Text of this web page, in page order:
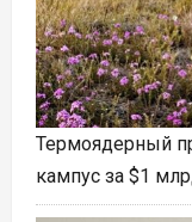
Термоядерный
кампус за $1